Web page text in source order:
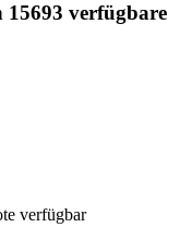
15693 verfügbare
verfügbar